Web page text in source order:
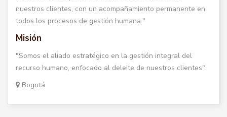
nuestros clientes, con un acompañamiento permanente en
todos los procesos de gestión humana."
Misión
"Somos el aliado estratégico en la gestión integral del
recurso humano, enfocado al deleite de nuestros clientes".
Bogotá